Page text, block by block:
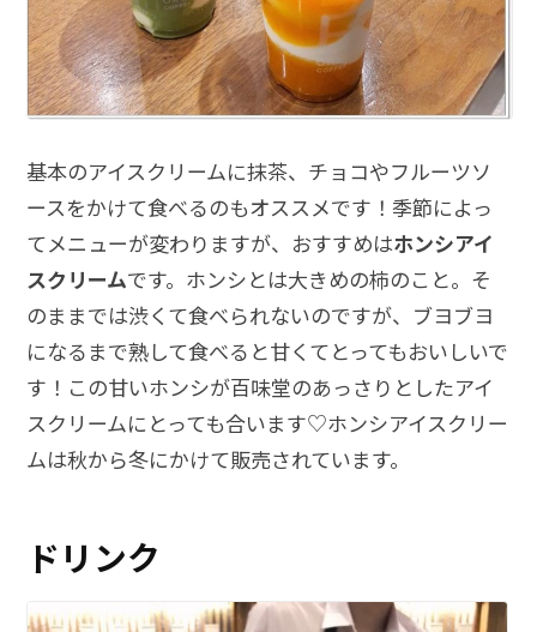
基本のアイスクリームに抹茶、チョコやフルーツソ
ースをかけて食べるのもオススメです！季節によっ
てメニューが変わりますが、おすすめはホンシアイ
スクリームです。ホンシとは大きめの柿のこと。そ
のままでは渋くて食べられないのですが、ブヨブヨ
になるまで熟して食べると甘くてとってもおいしいで
す！この甘いホンシが百味堂のあっさりとしたアイ
スクリームにとっても合います♡ホンシアイスクリー
ムは秋から冬にかけて販売されています。
ドリンク